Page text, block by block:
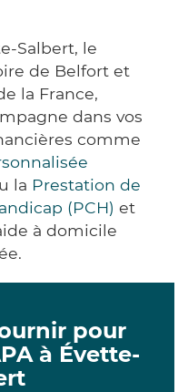
Salbert, le
de Belfort et
la France,
dans vos
comme
la Prestation de
(PCH) et
à domicile
pour
à Évette-